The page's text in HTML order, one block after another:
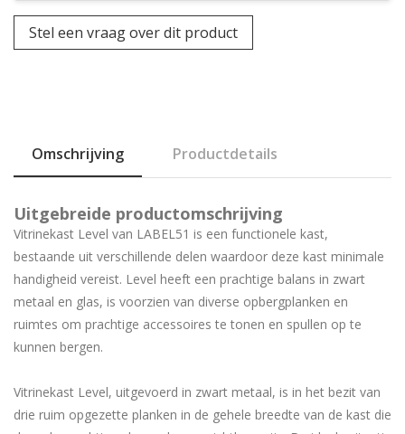
Stel een vraag over dit product
Omschrijving Productdetails
Uitgebreide productomschrijving
Vitrinekast Level van LABEL51 is een functionele kast,
bestaande uit verschillende delen waardoor deze kast minimale
handigheid vereist. Level heeft een prachtige balans in zwart
metaal en glas, is voorzien van diverse opbergplanken en
ruimtes om prachtige accessoires te tonen en spullen op te
kunnen bergen.
Vitrinekast Level, uitgevoerd in zwart metaal, is in het bezit van
drie ruim opgezette planken in de gehele breedte van de kast die